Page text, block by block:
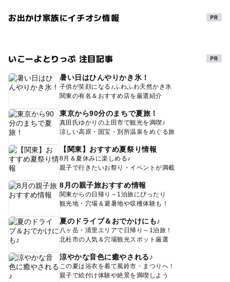
お出かけ家族にイチオシ情報
いこーよとりっぷ 注目記事
暑い日はひんやりかき氷！
子供が笑顔になる♪ふわふわ天然かき氷
関東の有名＆おすすめ店を厳選紹介
東京から90分のまちで夏旅！
真田氏ゆかりの上田市で観光を満喫♪
涼しい高原・国宝・別所温泉をめぐる旅
【関東】おすすめ夏祭り情報
8月＆夏休みに楽しめる♪
親子で行きたいお祭り・イベントが満載
8月の親子旅おすすめ情報
関東からの日帰り～1泊旅にぴったり
観光地・穴場＆避暑地や収穫体験も！
夏のドライブ＆おでかけにも♪
八ヶ岳・清里エリアで日帰り～1泊旅！
北杜市の人気＆穴場観光スポット厳選
涼やかな音色に癒やされる♪
この夏は浴衣を着て風鈴市・まつりへ！
親子で絵付け体験や絶景を満喫しよう